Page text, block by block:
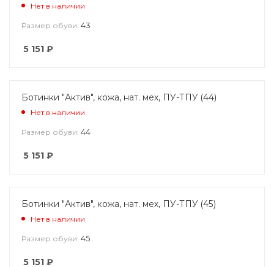
Нет в наличии
Размер обуви: 43
5 151 ₽
Ботинки "Актив", кожа, нат. мех, ПУ-ТПУ (44)
Нет в наличии
Размер обуви: 44
5 151 ₽
Ботинки "Актив", кожа, нат. мех, ПУ-ТПУ (45)
Нет в наличии
Размер обуви: 45
5 151 ₽